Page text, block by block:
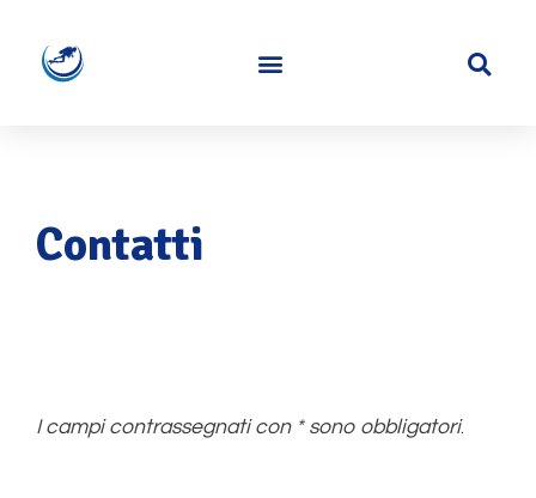
Contatti
I campi contrassegnati con * sono obbligatori.